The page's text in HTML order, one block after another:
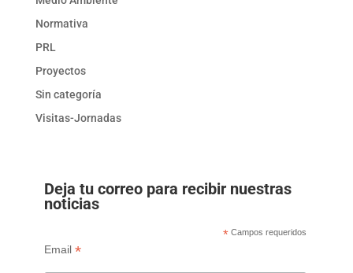
Normativa
PRL
Proyectos
Sin categoría
Visitas-Jornadas
Deja tu correo para recibir nuestras
noticias
* Campos requeridos
Email *